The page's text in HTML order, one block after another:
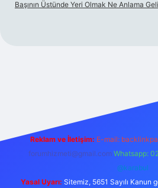
Başının Üstünde Yeri Olmak Ne Anlama
Reklam ve İletişim: E-mail:
forumhizmeti@gmail.com Whatsapp:
@karabul
Yasal Uyarı: Sitemiz, 5651 Sayılı Kanun